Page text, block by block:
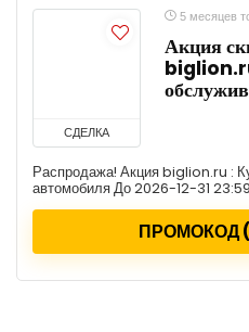
СДЕЛКА
5 месяцев
Акция
Распродажа! Акция biglion.ru :
автомобиля До 2026-12-31
ПРОМОКОД